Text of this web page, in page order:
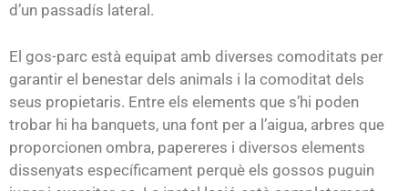
d’un passadís lateral.
El gos-parc està equipat amb diverses comoditats per
garantir el benestar dels animals i la comoditat dels
seus propietaris. Entre els elements que s’hi poden
trobar hi ha banquets, una font per a l’aigua, arbres que
proporcionen ombra, papereres i diversos elements
dissenyats específicament perquè els gossos puguin